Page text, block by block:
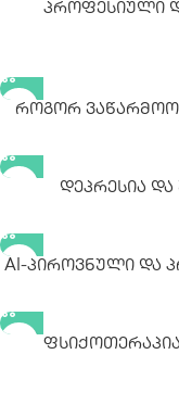
Პროფესიული
Როგორ
Დეპრესია
AI-Პიროვნული Და